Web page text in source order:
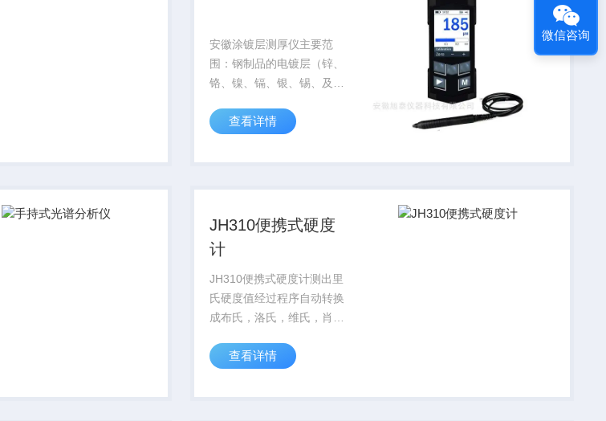
安徽涂镀层测厚仪主要范
围：钢制品的电镀层（锌、
铬、镍、镉、银、锡、及其
电镀层（锌、铬、镍、镉、
制品的涂层、涂漆、瓷釉、
查看详情
JH310便携式硬度
计
JH310便携式硬度计测出里
氏硬度值经过程序自动转换
成布氏，洛氏，维氏，肖氏
测试配件，来满足于各种测
具、机械、机床、五金、热
查看详情
微信咨询